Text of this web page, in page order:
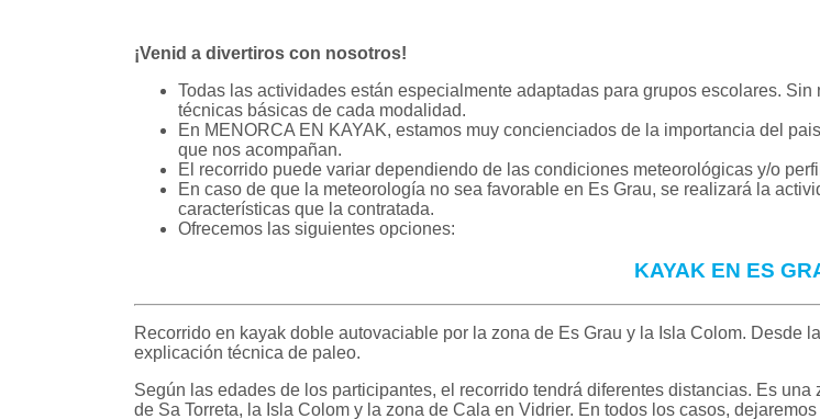
¡Venid a divertiros con nosotros!
Todas las actividades están especialmente adaptadas para grupos escolares.
técnicas básicas de cada modalidad.
En MENORCA EN KAYAK, estamos muy concienciados de la importancia del
que nos acompañan.
El recorrido puede variar dependiendo de las condiciones meteorológicas y/o
En caso de que la meteorología no sea favorable en Es Grau, se realizará la
características que la contratada.
Ofrecemos las siguientes opciones:
KAYAK EN ES
Recorrido en kayak doble autovaciable por la zona de Es Grau y la Isla Colom. Desde
explicación técnica de paleo.
Según las edades de los participantes, el recorrido tendrá diferentes distancias. Es
de Sa Torreta, la Isla Colom y la zona de Cala en Vidrier. En todos los casos,